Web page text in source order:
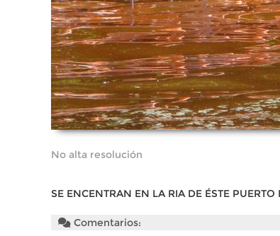
No alta resolución
SE ENCENTRAN EN LA RIA DE ÉSTE PUERTO
Comentarios: